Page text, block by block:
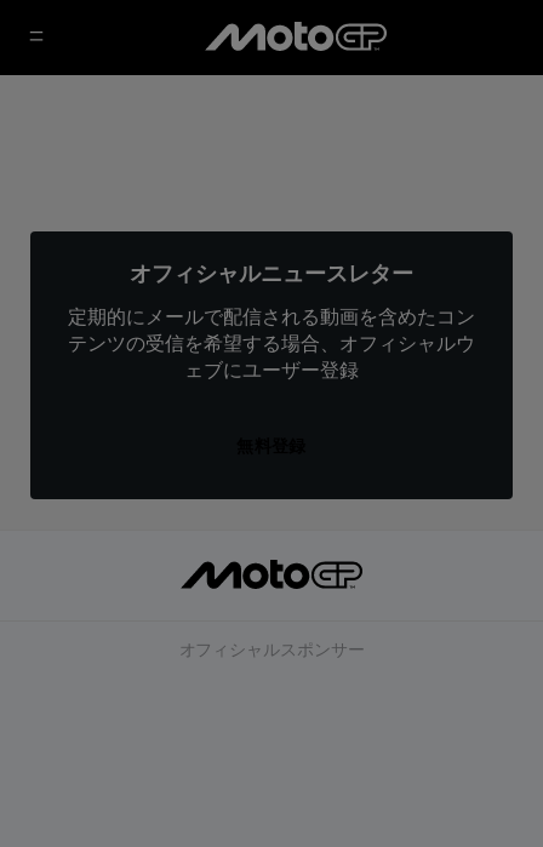
オフィシャルニュースレター
定期的にメールで配信される動画を含めたコン
テンツの受信を希望する場合、オフィシャルウ
ェブにユーザー登録
オフィシャルスポンサー